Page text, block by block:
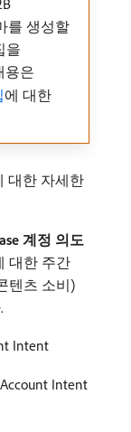
를 생성할
을
용은
에 대한
대한 자세한
계정 의도
대한 주간
텐츠 소비)
Intent
Intent